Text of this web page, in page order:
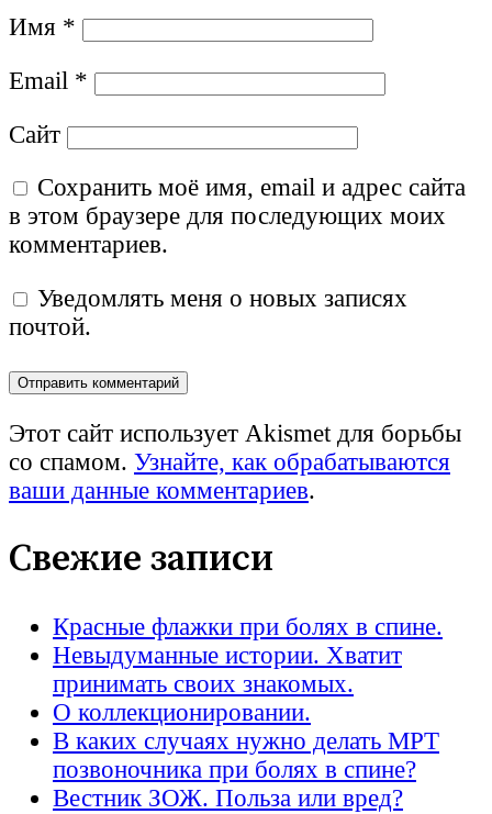
Имя *
Email *
Сайт
Сохранить моё имя, email и адрес сайта
в этом браузере для последующих моих
комментариев.
Уведомлять меня о новых записях
почтой.
Этот сайт использует Akismet для борьбы
со спамом. Узнайте, как обрабатываются
ваши данные комментариев.
Свежие записи
Красные флажки при болях в спине.
Невыдуманные истории. Хватит
принимать своих знакомых.
О коллекционировании.
В каких случаях нужно делать МРТ
позвоночника при болях в спине?
Вестник ЗОЖ. Польза или вред?